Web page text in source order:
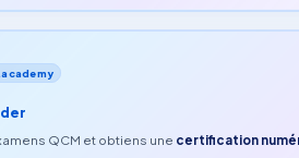
.academy
QCM et obtiens une certification